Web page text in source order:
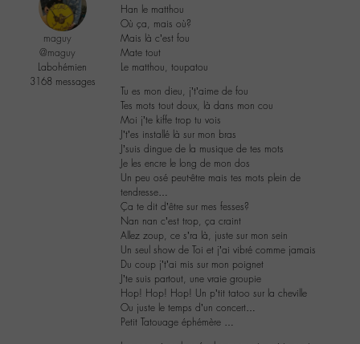
maguy
@maguy
Labohémien
3168 messages
Han le matthou
Où ça, mais où?
Mais là c’est fou
Mate tout
Le matthou, toupatou
Tu es mon dieu, j’t’aime de fou
Tes mots tout doux, là dans mon cou
Moi j’te kiffe trop tu vois
J’t’es installé là sur mon bras
J’suis dingue de la musique de tes mots
Je les encre le long de mon dos
Un peu osé peut-être mais tes mots plein de
tendresse…
Ça te dit d’être sur mes fesses?
Nan nan c’est trop, ça craint
Allez zoup, ce s’ra là, juste sur mon sein
Un seul show de Toi et j’ai vibré comme jamais
Du coup j’t’ai mis sur mon poignet
J’te suis partout, une vraie groupie
Hop! Hop! Hop! Un p’tit tatoo sur la cheville
Ou juste le temps d’un concert…
Petit Tatouage éphémère …